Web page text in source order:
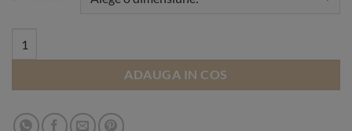
through
ADAUGA IN COS